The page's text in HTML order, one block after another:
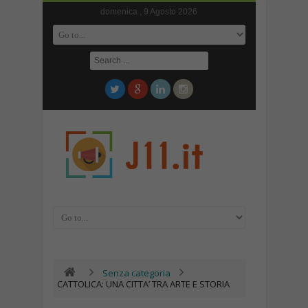
domenica , 9 Agosto 2026
Senza categoria
CATTOLICA: UNA CITTA’ TRA ARTE E STORIA